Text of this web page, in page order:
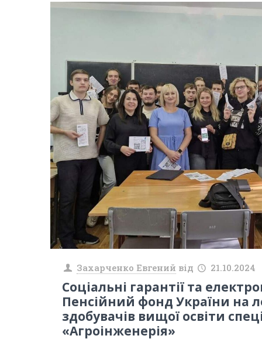
Захарченко Евгений від 21.10.2024
Соціальні гарантії та
Пенсійний фонд України на
здобувачів вищої освіти
«Агроінженерія»